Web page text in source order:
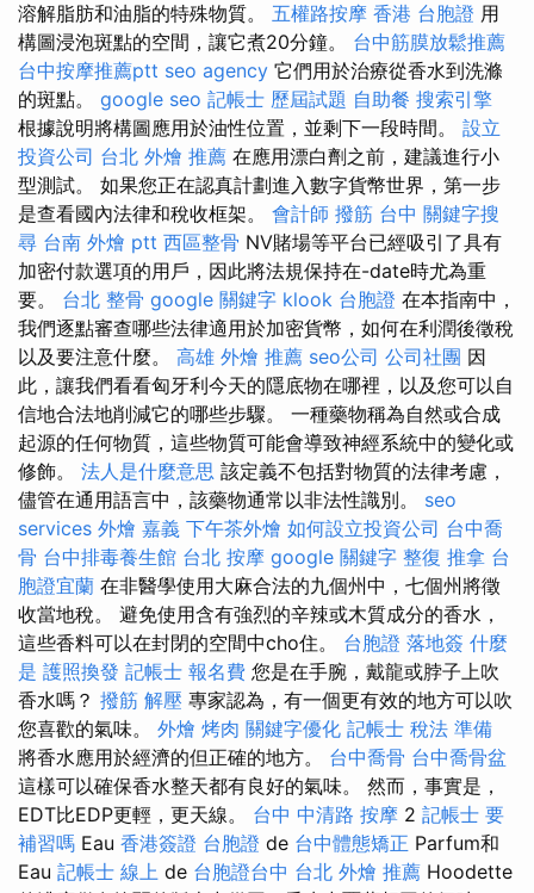
溶解脂肪和油脂的特殊物質。 五權路按摩 香港 台胞證 用
構圖浸泡斑點的空間，讓它煮20分鐘。 台中筋膜放鬆推薦
台中按摩推薦ptt seo agency 它們用於治療從香水到洗滌
的斑點。 google seo 記帳士 歷屆試題 自助餐 搜索引擎
根據說明將構圖應用於油性位置，並剩下一段時間。 設立
投資公司 台北 外燴 推薦 在應用漂白劑之前，建議進行小
型測試。 如果您正在認真計劃進入數字貨幣世界，第一步
是查看國內法律和稅收框架。 會計師 撥筋 台中 關鍵字搜
尋 台南 外燴 ptt 西區整骨 NV賭場等平台已經吸引了具有
加密付款選項的用戶，因此將法規保持在-date時尤為重
要。 台北 整骨 google 關鍵字 klook 台胞證 在本指南中，
我們逐點審查哪些法律適用於加密貨幣，如何在利潤後徵稅
以及要注意什麼。 高雄 外燴 推薦 seo公司 公司社團 因
此，讓我們看看匈牙利今天的隱底物在哪裡，以及您可以自
信地合法地削減它的哪些步驟。 一種藥物稱為自然或合成
起源的任何物質，這些物質可能會導致神經系統中的變化或
修飾。 法人是什麼意思 該定義不包括對物質的法律考慮，
儘管在通用語言中，該藥物通常以非法性識別。 seo
services 外燴 嘉義 下午茶外燴 如何設立投資公司 台中喬
骨 台中排毒養生館 台北 按摩 google 關鍵字 整復 推拿 台
胞證宜蘭 在非醫學使用大麻合法的九個州中，七個州將徵
收當地稅。 避免使用含有強烈的辛辣或木質成分的香水，
這些香料可以在封閉的空間中cho住。 台胞證 落地簽 什麼
是 護照換發 記帳士 報名費 您是在手腕，戴龍或脖子上吹
香水嗎？ 撥筋 解壓 專家認為，有一個更有效的地方可以吹
您喜歡的氣味。 外燴 烤肉 關鍵字優化 記帳士 稅法 準備
將香水應用於經濟的但正確的地方。 台中喬骨 台中喬骨盆
這樣可以確保香水整天都有良好的氣味。 然而，事實是，
EDT比EDP更輕，更天線。 台中 中清路 按摩 2 記帳士 要
補習嗎 Eau 香港簽證 台胞證 de 台中體態矯正 Parfum和
Eau 記帳士 線上 de 台胞證台中 台北 外燴 推薦 Hoodette